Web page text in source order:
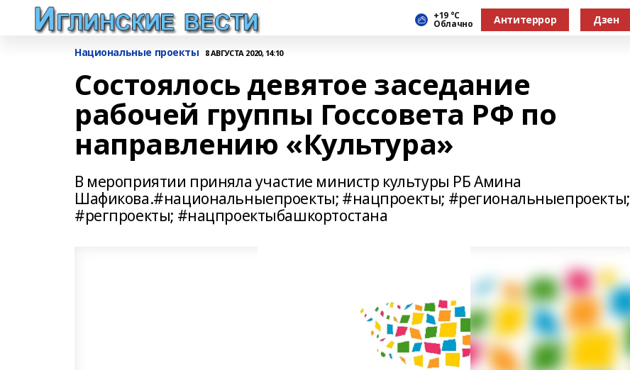
+19 °С
Облачно Антитеррор Дзен
Национальные проекты 8 АВГУСТА 2020, 14:10
Состоялось девятое заседание
рабочей группы Госсовета РФ по
направлению «Культура»
В мероприятии приняла участие министр культуры РБ Амина
Шафикова.#национальныепроекты; #нацпроекты; #региональныепроекты;
#регпроекты; #нацпроектыбашкортостана